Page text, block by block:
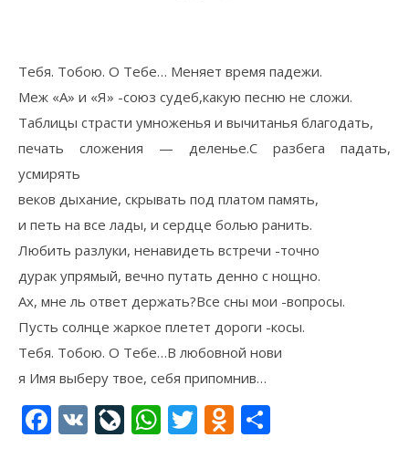
Тебя. Тобою. О Тебе… Меняет время падежи.
Меж «А» и «Я» -союз судеб,какую песню не сложи.
Таблицы страсти умноженья и вычитанья благодать,
печать сложения — деленье.С разбега падать,
усмирять
веков дыхание, скрывать под платом память,
и петь на все лады, и сердце болью ранить.
Любить разлуки, ненавидеть встречи -точно
дурак упрямый, вечно путать денно с нощно.
Ах, мне ль ответ держать?Все сны мои -вопросы.
Пусть солнце жаркое плетет дороги -косы.
Тебя. Тобою. О Тебе…В любовной нови
я Имя выберу твое, себя припомнив…
Facebook
VK LiveJournal
WhatsApp
Twitter